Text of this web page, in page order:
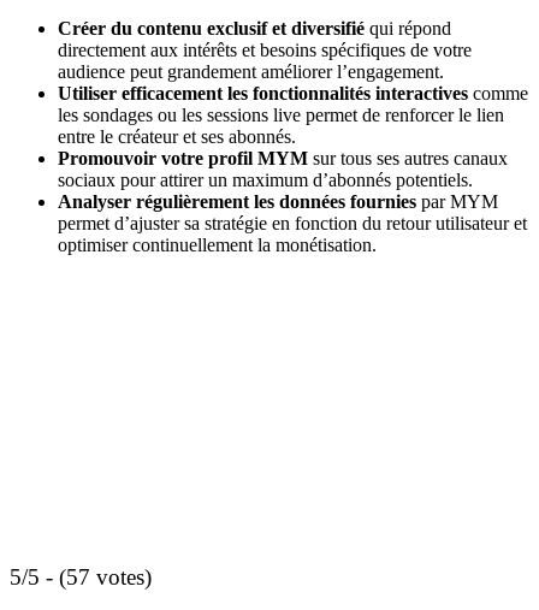
Créer du contenu exclusif et diversifié qui répond
directement aux intérêts et besoins spécifiques de votre
audience peut grandement améliorer l’engagement.
Utiliser efficacement les fonctionnalités interactives comme
les sondages ou les sessions live permet de renforcer le lien
entre le créateur et ses abonnés.
Promouvoir votre profil MYM sur tous ses autres canaux
sociaux pour attirer un maximum d’abonnés potentiels.
Analyser régulièrement les données fournies par MYM
permet d’ajuster sa stratégie en fonction du retour utilisateur et
optimiser continuellement la monétisation.
5/5 - (57 votes)